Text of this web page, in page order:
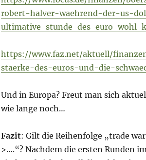
robert-halver-waehrend-der-us-
ultimative-stunde-des-euro-wohl-
https://www.faz.net/aktuell/
staerke-des-euros-und-die-
Und in Europa? Freut man sich
wie lange noch…
Fazit: Gilt die Reihenfolge „trade
>….“? Nachdem die ersten Runden